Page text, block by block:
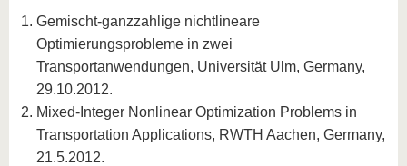
Gemischt-ganzzahlige nichtlineare
Optimierungsprobleme in zwei
Transportanwendungen, Universität Ulm, Germany,
29.10.2012.
Mixed-Integer Nonlinear Optimization Problems in
Transportation Applications, RWTH Aachen, Germany,
21.5.2012.